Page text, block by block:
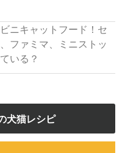
ニキャットフード！セ
ファミマ、ミニストッ
いる？
犬猫レシピ